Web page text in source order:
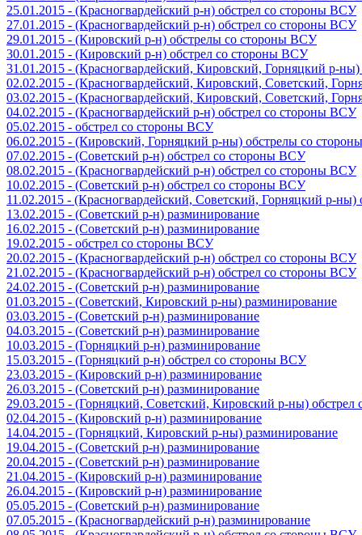
25.01.2015 - (Красногвардейский р-н) обстрел со стороны ВСУ
27.01.2015 - (Красногвардейский р-н) обстрел со стороны ВСУ
29.01.2015 - (Кировский р-н) обстрелы со стороны ВСУ
30.01.2015 - (Кировский р-н) обстрел со стороны ВСУ
31.01.2015 - (Красногвардейский, Кировский, Горняцкий р-
02.02.2015 - (Красногвардейский, Кировский, Советский,
03.02.2015 - (Красногвардейский, Кировский, Советский,
04.02.2015 - (Красногвардейский р-н) обстрел со стороны ВСУ
05.02.2015 - обстрел со стороны ВСУ
06.02.2015 - (Кировский, Горняцкий р-ны) обстрелы со
07.02.2015 - (Советский р-н) обстрел со стороны ВСУ
08.02.2015 - (Красногвардейский р-н) обстрел со стороны ВСУ
10.02.2015 - (Советский р-н) обстрел со стороны ВСУ
11.02.2015 - (Красногвардейский, Советский, Горняцкий р-
13.02.2015 - (Советский р-н) разминирование
16.02.2015 - (Советский р-н) разминирование
19.02.2015 - обстрел со стороны ВСУ
20.02.2015 - (Красногвардейский р-н) обстрел со стороны ВСУ
21.02.2015 - (Красногвардейский р-н) обстрел со стороны ВСУ
24.02.2015 - (Советский р-н) разминирование
01.03.2015 - (Советский, Кировский р-ны) разминирование
03.03.2015 - (Советский р-н) разминирование
04.03.2015 - (Советский р-н) разминирование
10.03.2015 - (Горняцкий р-н) разминирование
15.03.2015 - (Горняцкий р-н) обстрел со стороны ВСУ
23.03.2015 - (Кировский р-н) разминирование
26.03.2015 - (Советский р-н) разминирование
29.03.2015 - (Горняцкий, Советский, Кировский р-ны)
02.04.2015 - (Кировский р-н) разминирование
14.04.2015 - (Горняцкий, Кировский р-ны) разминирование
19.04.2015 - (Советский р-н) разминирование
20.04.2015 - (Советский р-н) разминирование
21.04.2015 - (Кировский р-н) разминирование
26.04.2015 - (Кировский р-н) разминирование
05.05.2015 - (Советский р-н) разминирование
07.05.2015 - (Красногвардейский р-н) разминирование